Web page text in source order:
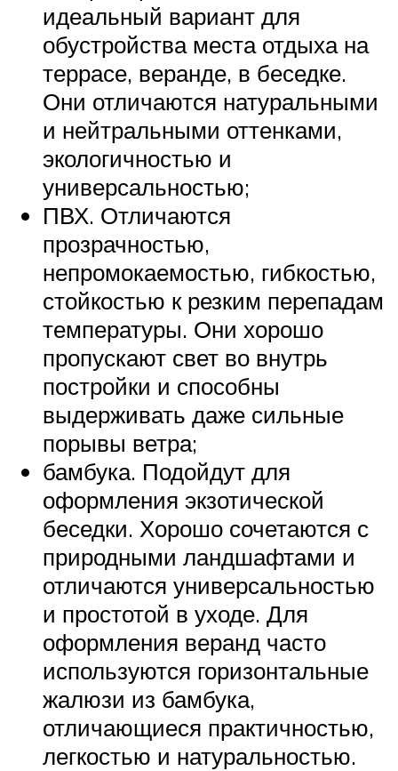
идеальный вариант для
обустройства места отдыха на
террасе, веранде, в беседке.
Они отличаются натуральными
и нейтральными оттенками,
экологичностью и
универсальностью;
ПВХ. Отличаются
прозрачностью,
непромокаемостью, гибкостью,
стойкостью к резким перепадам
температуры. Они хорошо
пропускают свет во внутрь
постройки и способны
выдерживать даже сильные
порывы ветра;
бамбука. Подойдут для
оформления экзотической
беседки. Хорошо сочетаются с
природными ландшафтами и
отличаются универсальностью
и простотой в уходе. Для
оформления веранд часто
используются горизонтальные
жалюзи из бамбука,
отличающиеся практичностью,
легкостью и натуральностью.